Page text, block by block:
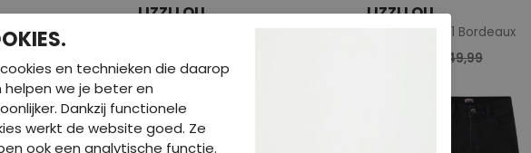
LILA
LIZZI LOU
€ 20,99
LIZZI LOU
W10520/404151 Bordeaux
€ 49,99
en technieken die daarop
helpen we je beter en
Dankzij functionele
werkt de website goed. Ze
ook een analytische functie.